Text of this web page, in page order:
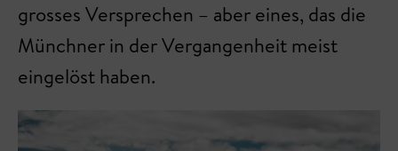
grosses Versprechen – aber eines, das die
Münchner in der Vergangenheit meist
eingelöst haben.